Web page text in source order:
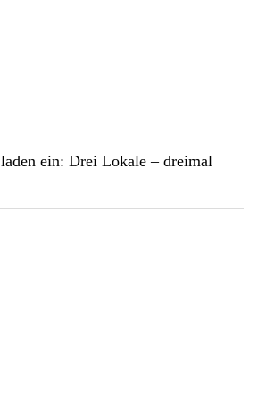
ein: Drei Lokale – dreimal